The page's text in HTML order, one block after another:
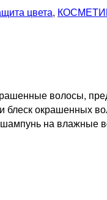
цвета,
волосы,
блеск окрашенных
на влажные